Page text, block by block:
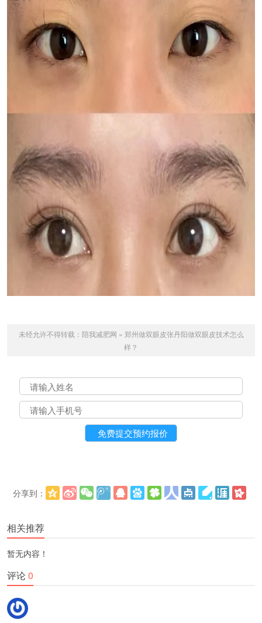
未经允许不得转载： 陪我减肥网 » 郑州做双眼皮张丹阳做双眼皮技术怎么
样？
分享到：
相关推荐
暂无内容！
评论0